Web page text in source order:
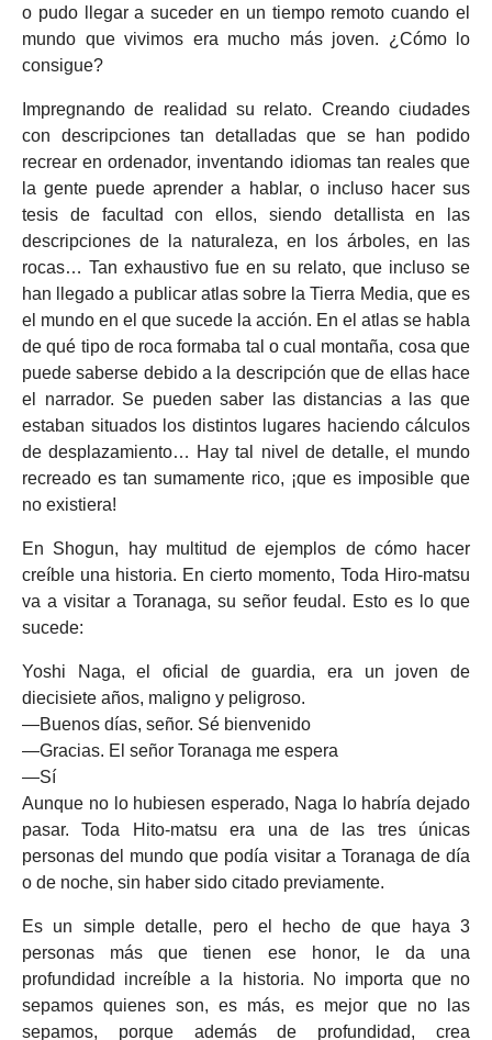
o pudo llegar a suceder en un tiempo remoto cuando el
mundo que vivimos era mucho más joven. ¿Cómo lo
consigue?
Impregnando de realidad su relato. Creando ciudades
con descripciones tan detalladas que se han podido
recrear en ordenador, inventando idiomas tan reales que
la gente puede aprender a hablar, o incluso hacer sus
tesis de facultad con ellos, siendo detallista en las
descripciones de la naturaleza, en los árboles, en las
rocas… Tan exhaustivo fue en su relato, que incluso se
han llegado a publicar atlas sobre la Tierra Media, que es
el mundo en el que sucede la acción. En el atlas se habla
de qué tipo de roca formaba tal o cual montaña, cosa que
puede saberse debido a la descripción que de ellas hace
el narrador. Se pueden saber las distancias a las que
estaban situados los distintos lugares haciendo cálculos
de desplazamiento… Hay tal nivel de detalle, el mundo
recreado es tan sumamente rico, ¡que es imposible que
no existiera!
En Shogun, hay multitud de ejemplos de cómo hacer
creíble una historia. En cierto momento, Toda Hiro-matsu
va a visitar a Toranaga, su señor feudal. Esto es lo que
sucede:
Yoshi Naga, el oficial de guardia, era un joven de
diecisiete años, maligno y peligroso.
―Buenos días, señor. Sé bienvenido
―Gracias. El señor Toranaga me espera
―Sí
Aunque no lo hubiesen esperado, Naga lo habría dejado
pasar. Toda Hito-matsu era una de las tres únicas
personas del mundo que podía visitar a Toranaga de día
o de noche, sin haber sido citado previamente.
Es un simple detalle, pero el hecho de que haya 3
personas más que tienen ese honor, le da una
profundidad increíble a la historia. No importa que no
sepamos quienes son, es más, es mejor que no las
sepamos, porque además de profundidad, crea